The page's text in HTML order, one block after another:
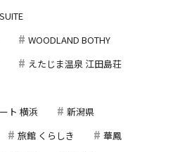
WOODLAND BOTHY
えたじま温泉 江田島荘
ト 横浜
新潟県
旅館 くらしき
華鳳